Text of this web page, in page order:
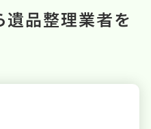
遺品整理業者を